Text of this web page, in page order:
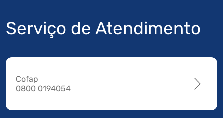
Serviço de Atendimento
Cofap
0800 0194054